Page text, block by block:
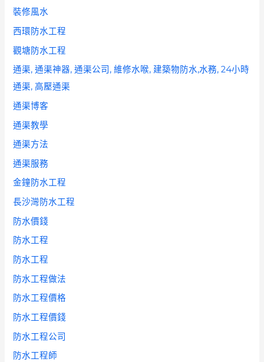
裝修風水
西環防水工程
觀塘防水工程
通渠, 通渠神器, 通渠公司, 維修水喉, 建築物防水,水務, 24小時
通渠, 高壓通渠
通渠博客
通渠教學
通渠方法
通渠服務
金鐘防水工程
長沙灣防水工程
防水價錢
防水工程
防水工程
防水工程做法
防水工程價格
防水工程價錢
防水工程公司
防水工程師